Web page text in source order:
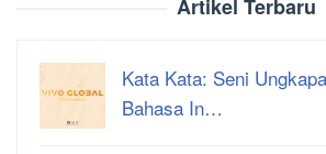
Artikel Terbaru
Kata Kata: Seni
Bahasa In…